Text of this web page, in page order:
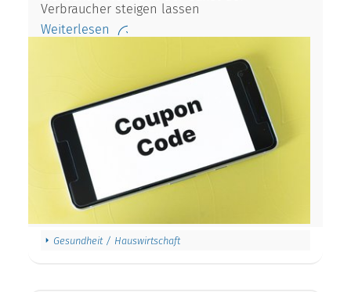
Verbraucher steigen lassen
Weiterlesen
Gesundheit / Hauswirtschaft